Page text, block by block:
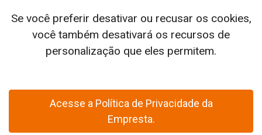
Se você preferir desativar ou recusar os cookies,
você também desativará os recursos de
personalização que eles permitem.
Acesse a Política de Privacidade da
Empresta.